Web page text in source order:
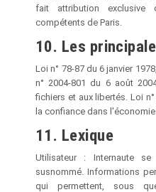
fait attribution exclusive
compétents de Paris.
10. Les
Loi n° 78-87 du 6 janvier
n° 2004-801 du 6 août
fichiers et aux libertés. Loi
la confiance dans
11. Lexique
Utilisateur : Internaute
susnommé. Informations
qui permettent, sous